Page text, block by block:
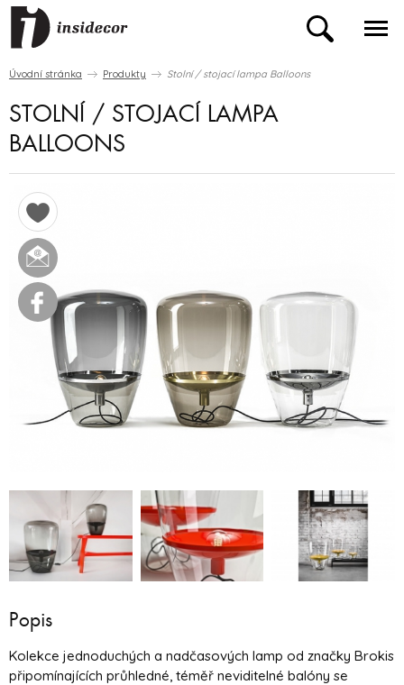
Úvodní stránka Produkty Stolní / stojací lampa Balloons
STOLNÍ / STOJACÍ LAMPA
BALLOONS
Popis
Kolekce jednoduchých a nadčasových lamp od značky Brokis
připomínajících průhledné, téměř neviditelné balóny se